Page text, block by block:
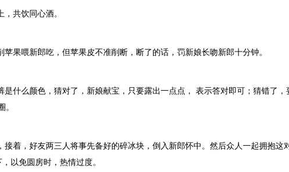
共饮同心酒。
果喂新郎吃，但苹果皮不准削断，断了的话，罚新娘长吻新郎十分钟。
什么颜色，猜对了，新娘献宝，只要露出一点点， 表示答对即可； 猜错了，
。
接着，好友两三人将事先备好的碎冰块，倒入新郎怀中。然后众人一起拥抱这
以免圆房时，热情过度。